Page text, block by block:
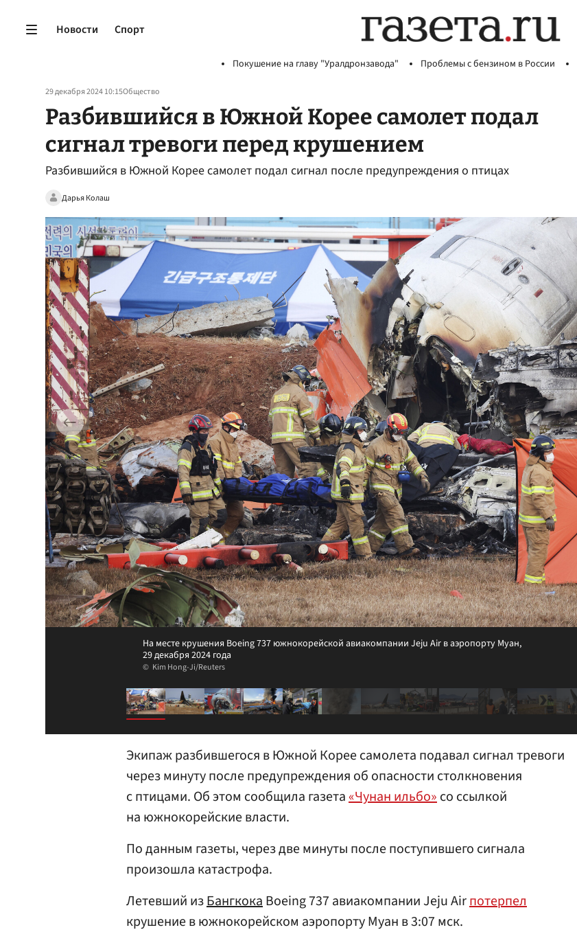
Новости Спорт
Покушение на главу "Уралдронзавода" Проблемы с бензином в России
29 декабря 2024 10:15Общество
Разбившийся в Южной Корее самолет подал
сигнал тревоги перед крушением
Разбившийся в Южной Корее самолет подал сигнал после предупреждения о птицах
Дарья Колаш
На месте крушения Boeing 737 южнокорейской авиакомпании Jeju Air в аэропорту Муан,
29 декабря 2024 года
Kim Hong-Ji/Reuters
Экипаж разбившегося в Южной Корее самолета подавал сигнал тревоги
через минуту после предупреждения об опасности столкновения
с птицами. Об этом сообщила газета«Чунан ильбо»со ссылкой
на южнокорейские власти.
По данным газеты, через две минуты после поступившего сигнала
произошла катастрофа.
Летевший изБангкокаBoeing 737 авиакомпании Jeju Airпотерпел
крушение в южнокорейском аэропорту Муан в 3:07 мск.